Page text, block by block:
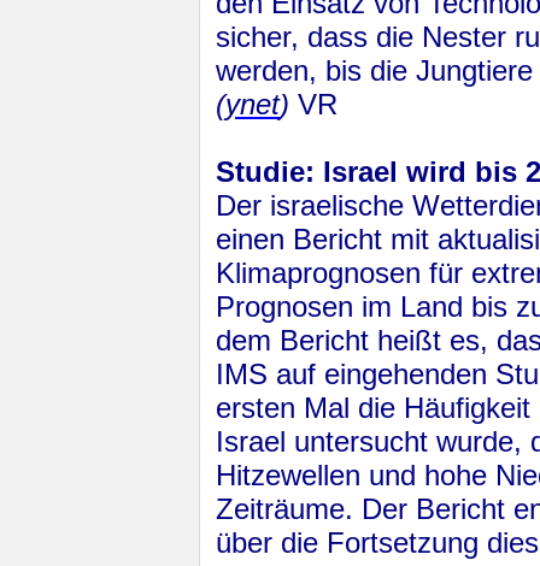
sicher, dass die Nester
werden, bis die
(ynet)VR
Studie: Israel wird bis
Der israelische
einen Bericht mit
Klimaprognosen für
Prognosen im Land bis
dem Bericht heißt es,
IMS auf eingehenden
ersten Mal die
Israel untersucht wurde,
Hitzewellen und hohe
Zeiträume. Der Bericht
über die Fortsetzung